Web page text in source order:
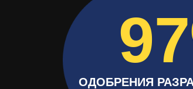
ОДОБРЕНИЯ
9